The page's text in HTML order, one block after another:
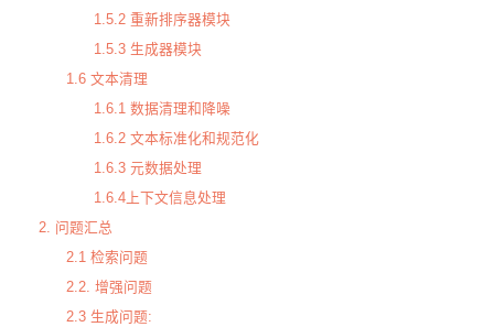
1.5.2 重新排序器模块
1.5.3 生成器模块
1.6 文本清理
1.6.1 数据清理和降噪
1.6.2 文本标准化和规范化
1.6.3 元数据处理
1.6.4上下文信息处理
2. 问题汇总
2.1 检索问题
2.2. 增强问题
2.3 生成问题: